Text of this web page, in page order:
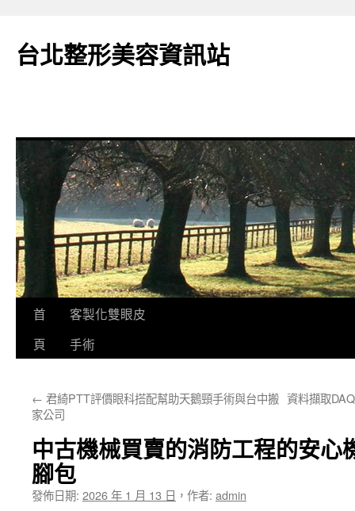
台北整形美容資訊站
跳
要
容
首
頁
客製化雙眼皮
手術
← 君綺PTT評價眼科搭配幫助天鵝頸手術與台中搬
家公司
資料擷取
中古機械買賣的消防工程的安心
腳包
發佈日期: 2026 年 1 月 13 日 ， 作者: admin